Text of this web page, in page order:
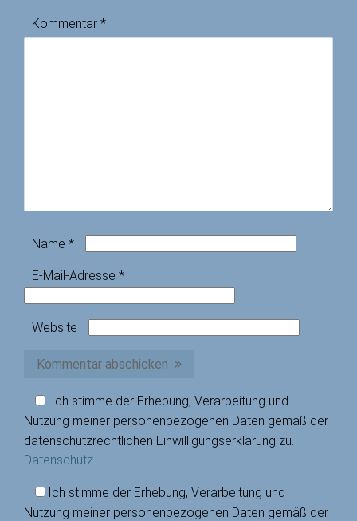
Kommentar *
Name *
E-Mail-Adresse *
Website
Kommentar abschicken
Ich stimme der Erhebung, Verarbeitung und
Nutzung meiner personenbezogenen Daten gemäß der
datenschutzrechtlichen Einwilligungserklärung zu.
Datenschutz
Ich stimme der Erhebung, Verarbeitung und
Nutzung meiner personenbezogenen Daten gemäß der